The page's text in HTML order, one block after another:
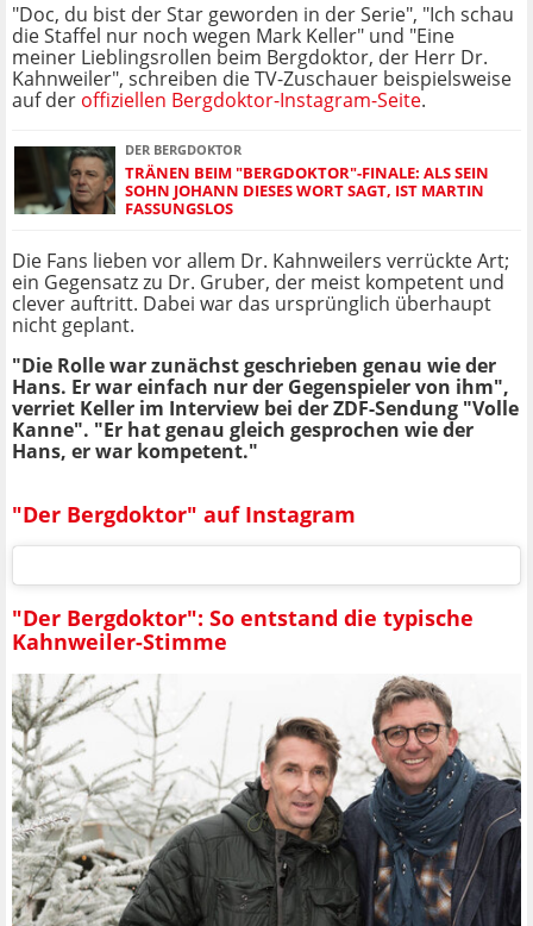
"Doc, du bist der Star geworden in der Serie", "Ich schau
die Staffel nur noch wegen Mark Keller" und "Eine
meiner Lieblingsrollen beim Bergdoktor, der Herr Dr.
Kahnweiler", schreiben die TV-Zuschauer beispielsweise
auf der offiziellen Bergdoktor-Instagram-Seite.
DER BERGDOKTOR
TRÄNEN BEIM "BERGDOKTOR"-FINALE: ALS SEIN
SOHN JOHANN DIESES WORT SAGT, IST MARTIN
FASSUNGSLOS
Die Fans lieben vor allem Dr. Kahnweilers verrückte Art;
ein Gegensatz zu Dr. Gruber, der meist kompetent und
clever auftritt. Dabei war das ursprünglich überhaupt
nicht geplant.
"Die Rolle war zunächst geschrieben genau wie der
Hans. Er war einfach nur der Gegenspieler von ihm",
verriet Keller im Interview bei der ZDF-Sendung "Volle
Kanne". "Er hat genau gleich gesprochen wie der
Hans, er war kompetent."
"Der Bergdoktor" auf Instagram
"Der Bergdoktor": So entstand die typische
Kahnweiler-Stimme